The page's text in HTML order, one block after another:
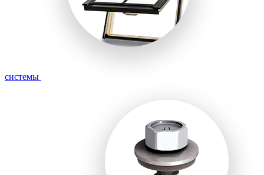
системы